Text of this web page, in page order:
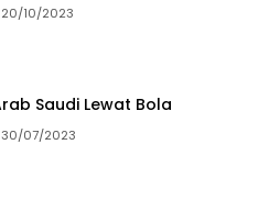
20/10/2023
Saudi Lewat Bola
30/07/2023